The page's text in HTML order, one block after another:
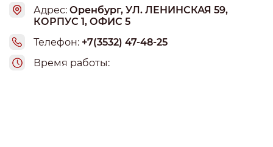
Адрес: Оренбург, УЛ. ЛЕНИНСКАЯ 59,
КОРПУС 1, ОФИС 5
Телефон: +7(3532) 47-48-25
Время работы: